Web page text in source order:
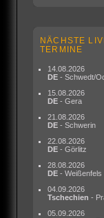
NÄCHSTE
TERMINE
14.08.2026
DE - Schwedt/
15.08.2026
DE - Gera
21.08.2026
DE - Schwerin
22.08.2026
DE - Görlitz
28.08.2026
DE - Weißenfels
04.09.2026
Tschechien -
05.09.2026